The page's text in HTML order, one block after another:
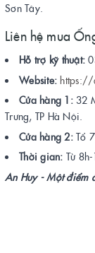
Sơn Tây.
Liên hệ mua
Hỗ trợ kỹ thuật:
Website: https://
Cửa hàng 1: 32
Trưng, TP Hà Nội.
Cửa hàng 2: Tổ
Thời gian: Từ
An Huy - Một điểm